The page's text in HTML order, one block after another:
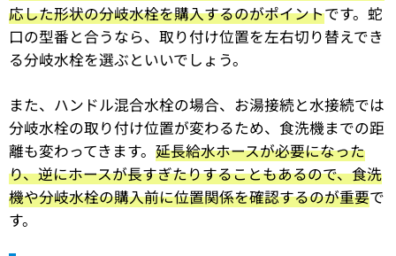
応した形状の分岐水栓を購入するのがポイントです。蛇
口の型番と合うなら、取り付け位置を左右切り替えでき
る分岐水栓を選ぶといいでしょう。
また、ハンドル混合水栓の場合、お湯接続と水接続では
分岐水栓の取り付け位置が変わるため、食洗機までの距
離も変わってきます。 延長給水ホースが必要になった
り、逆にホースが長すぎたりすることもあるので、食洗
機や分岐水栓の購入前に位置関係を確認するのが重要で
す。